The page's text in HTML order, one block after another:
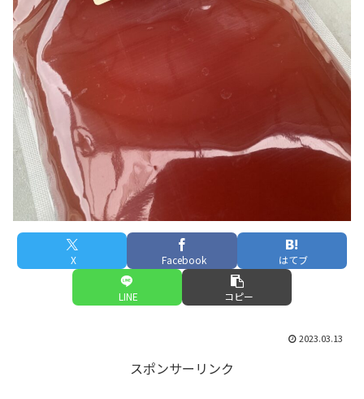
X Facebook はてブ
LINE コピー
2023.03.13
スポンサーリンク